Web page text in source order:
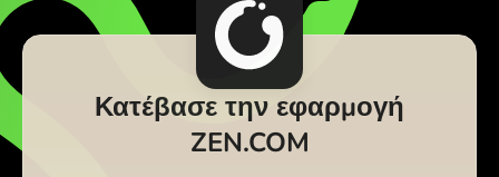
Κατέβασε την εφαρμογή
ZEN.COM